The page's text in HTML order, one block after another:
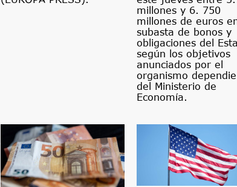
millones y 6. 750
millones de euros
subasta de bonos y
obligaciones del
según los objetivos
anunciados por el
organismo
del Ministerio de
Economía.